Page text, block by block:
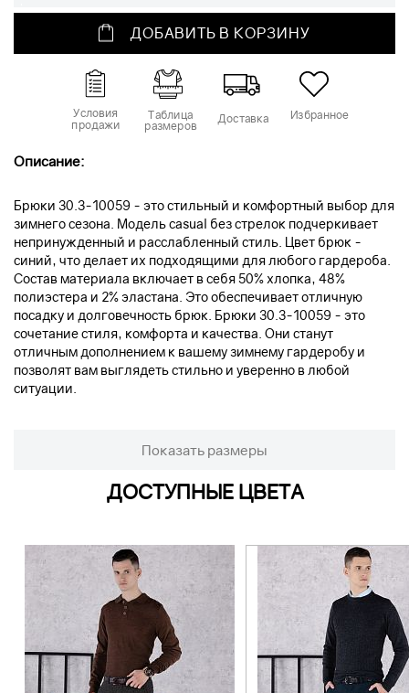
ДОБАВИТЬ В КОРЗИНУ
Условия
продажи
Таблица
размеров
Доставка Избранное
Описание:
Брюки 30.3-10059 - это стильный и комфортный выбор для
зимнего сезона. Модель casual без стрелок подчеркивает
непринужденный и расслабленный стиль. Цвет брюк -
синий, что делает их подходящими для любого гардероба.
Состав материала включает в себя 50% хлопка, 48%
полиэстера и 2% эластана. Это обеспечивает отличную
посадку и долговечность брюк. Брюки 30.3-10059 - это
сочетание стиля, комфорта и качества. Они станут
отличным дополнением к вашему зимнему гардеробу и
позволят вам выглядеть стильно и уверенно в любой
ситуации.
Показать размеры
ДОСТУПНЫЕ ЦВЕТА